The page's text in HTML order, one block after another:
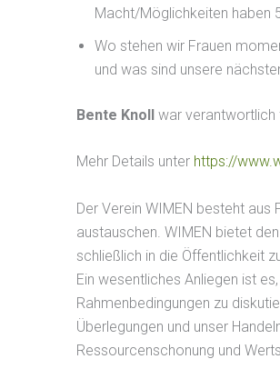
Macht/Möglichkeiten haben
Wo stehen wir Frauen
und was sind unsere
Bente Knoll war verantwortlich
Mehr Details unter https://
Der Verein WIMEN besteht aus
austauschen. WIMEN bietet
schließlich in die Öffentlichkeit
Ein wesentliches Anliegen ist
Rahmenbedingungen zu
Überlegungen und unser
Ressourcenschonung und